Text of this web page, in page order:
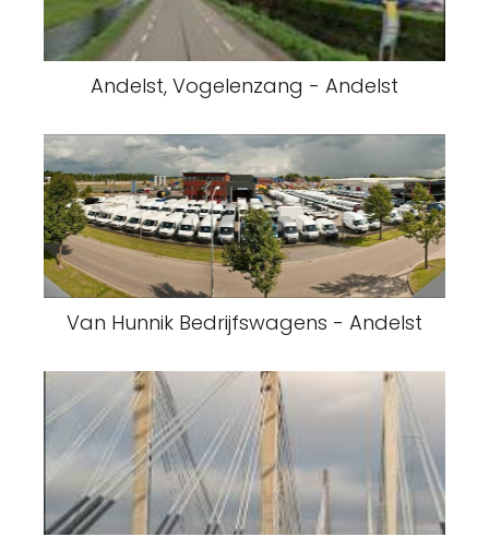
Andelst, Vogelenzang - Andelst
Van Hunnik Bedrijfswagens - Andelst